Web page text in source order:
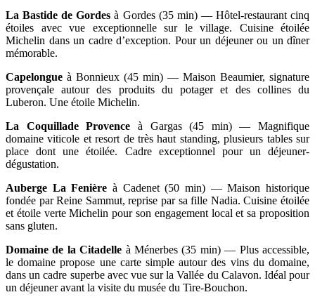
La Bastide de Gordes à Gordes (35 min) — Hôtel-restaurant cinq
étoiles avec vue exceptionnelle sur le village. Cuisine étoilée
Michelin dans un cadre d’exception. Pour un déjeuner ou un dîner
mémorable.
Capelongue à Bonnieux (45 min) — Maison Beaumier, signature
provençale autour des produits du potager et des collines du
Luberon. Une étoile Michelin.
La Coquillade Provence à Gargas (45 min) — Magnifique
domaine viticole et resort de très haut standing, plusieurs tables sur
place dont une étoilée. Cadre exceptionnel pour un déjeuner-
dégustation.
Auberge La Fenière à Cadenet (50 min) — Maison historique
fondée par Reine Sammut, reprise par sa fille Nadia. Cuisine étoilée
et étoile verte Michelin pour son engagement local et sa proposition
sans gluten.
Domaine de la Citadelle à Ménerbes (35 min) — Plus accessible,
le domaine propose une carte simple autour des vins du domaine,
dans un cadre superbe avec vue sur la Vallée du Calavon. Idéal pour
un déjeuner avant la visite du musée du Tire-Bouchon.